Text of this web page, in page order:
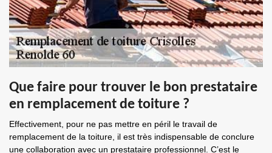
Que faire pour trouver le bon prestataire
en remplacement de toiture ?
Effectivement, pour ne pas mettre en péril le travail de
remplacement de la toiture, il est très indispensable de conclure
une collaboration avec un prestataire professionnel. C’est le